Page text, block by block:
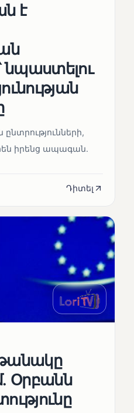
է
նպաստելու
ընտրությունների,
իրենց ապագան.
Դիտել
Օրբանն